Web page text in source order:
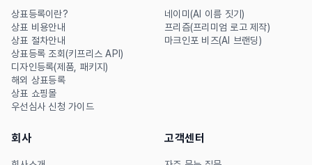
스까지 자세히 안내합니다.
상표등록이란?
상표 비용안내
상표 절차안내
상표등록 조회(키프리스 API)
디자인등록(제품, 패키지)
해외 상표등록
상표 쇼핑몰
우선심사 신청 가이드
네이미(AI 이름 짓기)
프리즘(프리미엄 로고 제작)
마크인포 비즈(AI 브랜딩)
회사 고객센터